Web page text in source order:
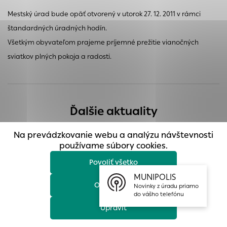
Mestský úrad bude opäť otvorený v utorok 27. 12. 2011 v rámci
štandardných úradných hodín.
Všetkým obyvateľom prajeme príjemné prežitie vianočných
sviatkov plných pokoja a radosti.
Ďalšie aktuality
Na prevádzkovanie webu a analýzu návštevnosti
používame súbory cookies.
Povoliť všetko
Odmietnuť
Upraviť
týchto súborov cookie nemôže web správne fungovať.
pochopiť, ako návštevníci stránok stránku používajú, aby
skúsenosť. Všetky dáta sa zbierajú anonymne a nie je
Povoliť všetko
Uložiť nastavenia
Viac informácií
MUNIPOLIS
Novinky z úradu priamo
do vášho telefónu